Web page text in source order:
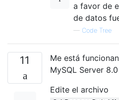
a favor de
de datos
— Code Tree
11
Me está
MySQL Server
Edite el archivo